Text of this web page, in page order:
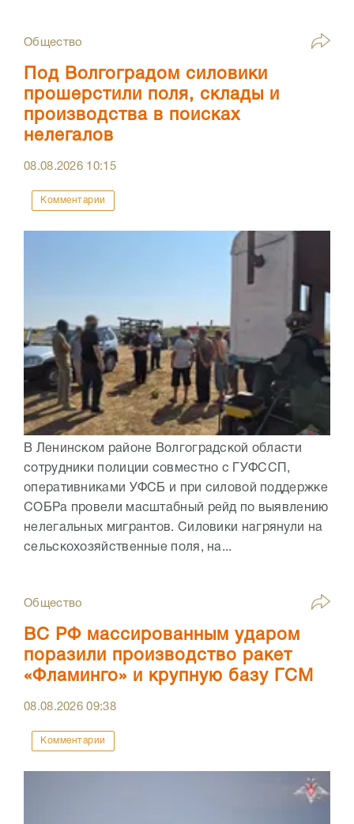
Общество
Под Волгоградом силовики
прошерстили поля, склады и
производства в поисках
нелегалов
08.08.2026 10:15
Комментарии
В Ленинском районе Волгоградской области
сотрудники полиции совместно с ГУФССП,
оперативниками УФСБ и при силовой поддержке
СОБРа провели масштабный рейд по выявлению
нелегальных мигрантов. Силовики нагрянули на
сельскохозяйственные поля, на...
Общество
ВС РФ массированным ударом
поразили производство ракет
«Фламинго» и крупную базу ГСМ
08.08.202609:38
Комментарии